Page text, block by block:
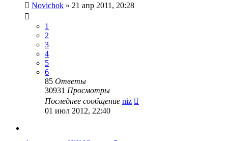
Novichok » 21 апр 2011, 20:28
1
2
3
4
5
6
85 Ответы
30931 Просмотры
Последнее сообщение niz
01 июл 2012, 22:40